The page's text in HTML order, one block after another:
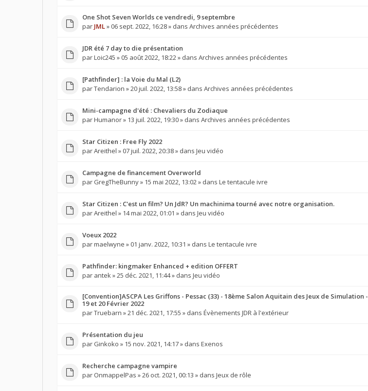
One Shot Seven Worlds ce vendredi, 9 septembre
par JML» 06 sept. 2022, 16:28 » dans Archives années précédentes
JDR été 7 day to die présentation
parLoic245 » 05 août 2022, 18:22 » dans Archives années précédentes
[Pathfinder] : la Voie du Mal (L2)
parTendarion » 20 juil. 2022, 13:58 » dans Archives années précédentes
Mini-campagne d'été : Chevaliers du Zodiaque
parHumanor» 13 juil. 2022, 19:30 » dans Archives années précédentes
Star Citizen : Free Fly 2022
parAreithel » 07 juil. 2022, 20:38 » dans Jeu vidéo
Campagne de financement Overworld
par GregTheBunny» 15 mai 2022, 13:02 » dans Le tentacule ivre
Star Citizen : C'est un film? Un JdR? Un machinima tourné avec notre organisation.
parAreithel » 14 mai 2022, 01:01 » dans Jeu vidéo
Voeux 2022
parmaelwyne » 01 janv. 2022, 10:31 » dans Le tentacule ivre
Pathfinder: kingmaker Enhanced + edition OFFERT
par antek» 25 déc. 2021, 11:44 » dans Jeu vidéo
[Convention]ASCPA Les Griffons - Pessac (33) - 18ème Salon Aquitain des Jeux de Simulation -
19 et 20 Février 2022
parTruebarn » 21 déc. 2021, 17:55 » dans Évènements JDR à l'extérieur
Présentation du jeu
par Ginkoko » 15 nov. 2021, 14:17 » dans Exenos
Recherche campagne vampire
par OnmappelPas » 26 oct. 2021, 00:13 » dans Jeux de rôle